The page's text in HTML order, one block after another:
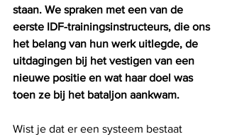
staan. We spraken met een van de
eerste IDF-trainingsinstructeurs, die ons
het belang van hun werk uitlegde, de
uitdagingen bij het vestigen van een
nieuwe positie en wat haar doel was
toen ze bij het bataljon aankwam.
Wist je dat er een systeem bestaat